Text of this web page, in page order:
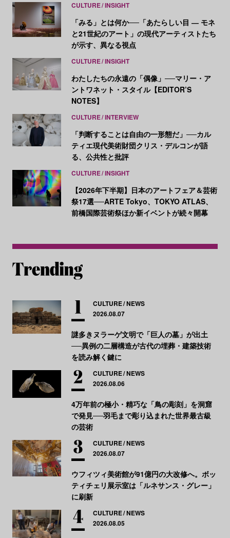
CULTURE INSIGHT
「みる」とは何か──「あたらしい目 ― モネ
と21世紀のアート」の現代アーティストたち
が示す、異なる視点
CULTURE INSIGHT
わたしたちの永遠の「偶像」──マリー・ア
ントワネット・スタイル【EDITOR’S
NOTES】
CULTURE INTERVIEW
「判断することは自由の一形態だ」──カル
ティエ現代美術財団クリス・デルコンが語
る、公共性と批評
CULTURE INSIGHT
【2026年下半期】日本のアートフェア＆芸術
祭17選──ARTE Tokyo、TOKYO ATLAS、
前橋国際芸術祭ほか新イベントが続々開幕
CULTURE NEWS
2026.08.07
謎多きヌラーゲ文明で「巨人の墓」が出土
──異例の二層構造が古代の埋葬・建築技術
を読み解く鍵に
CULTURE NEWS
2026.08.06
4万年前の極小・精巧な「鳥の彫刻」を洞窟
で発見──羽毛まで彫り込まれた世界最古級
の芸術
CULTURE NEWS
2026.08.07
ウフィツィ美術館が91億円の大改修へ。ボッ
ティチェリ展示室は「ルネサンス・グレー」
に刷新
CULTURE NEWS
2026.08.05